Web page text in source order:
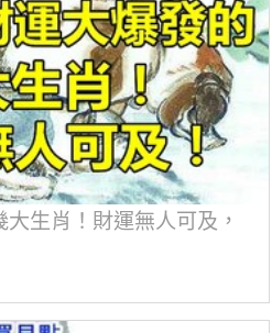
生肖！財運無人可及，